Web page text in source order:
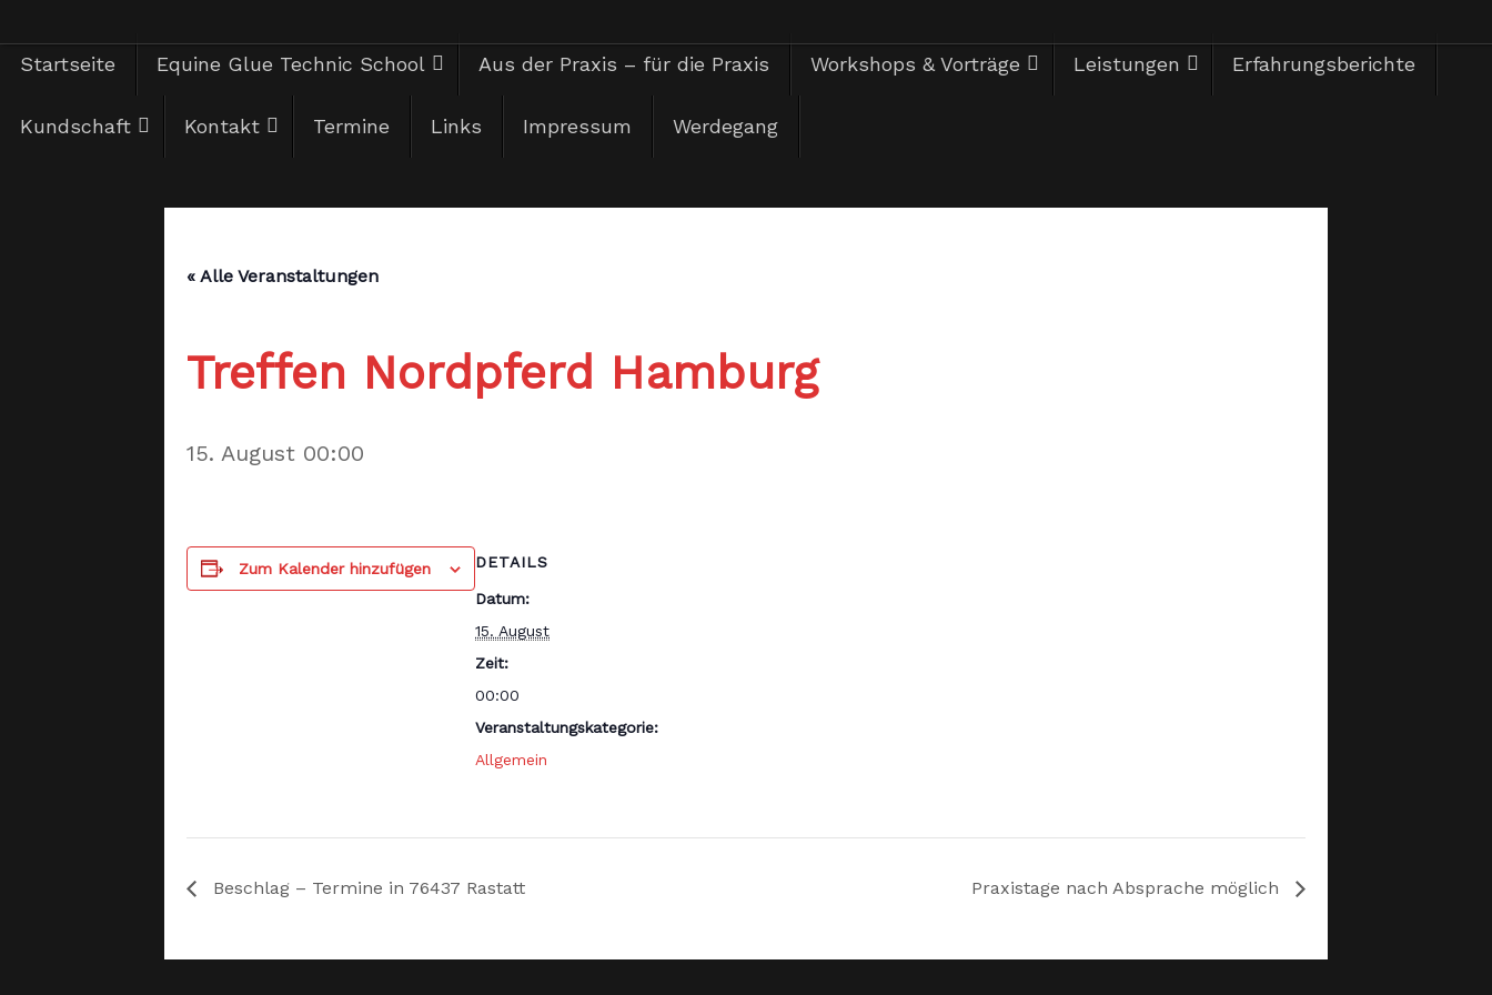
Zum
Herzlich Willkommen
Zum
InhaltStartseite Equine Glue Technic School Aus der Praxis – für die Praxis Workshops & Vorträge Leistungen Erfahrungsberichte
Kundschaft Kontakt Termine Links Impressum Werdegang
« Alle Veranstaltungen
Treffen Nordpferd Hamburg
15. August 00:00
Zum Kalender hinzufügen DETAILS
Datum:
15. August
Zeit:
00:00
Veranstaltungskategorie:
Allgemein
Beschlag – Termine in 76437 Rastatt Praxistage nach Absprache möglich